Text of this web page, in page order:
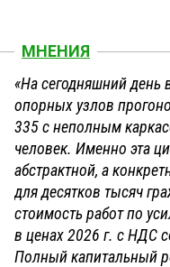
МНЕНИЯ
«На сегодняшний день
опорных узлов
335 с неполным
человек. Именно эта
абстрактной, а
для десятков тысяч
стоимость работ по
в ценах 2026 г. с НДС
Полный капитальный